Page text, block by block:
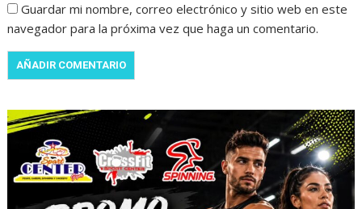
Guardar mi nombre, correo electrónico y sitio web en este
navegador para la próxima vez que haga un comentario.